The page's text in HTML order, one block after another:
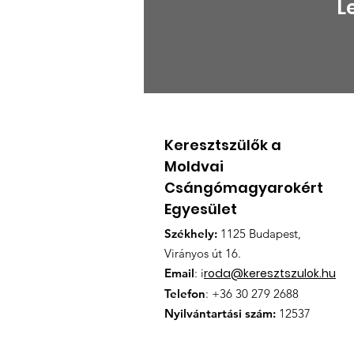
Magyarország
támogatja a moldvai
csángó magyar oktatást
Keresztszülők a
Moldvai
Csángómagyarokért
Egyesület
Székhely: 1125 Budapest,
Virányos út 16.
Email: iroda@keresztszulok.hu
Telefon: +36 30 279 2688
Nyilvántartási szám: 12537